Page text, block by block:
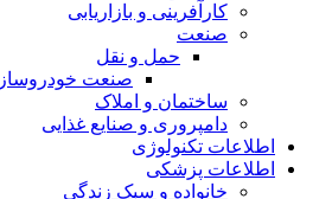
کارآفرینی و بازاریابی
صنعت
حمل و نقل
صنعت
ساختمان و املاک
دامپروری و صنایع غذایی
اطلاعات تکنولوژی
اطلاعات پزشکی
خانواده و سبک زندگی